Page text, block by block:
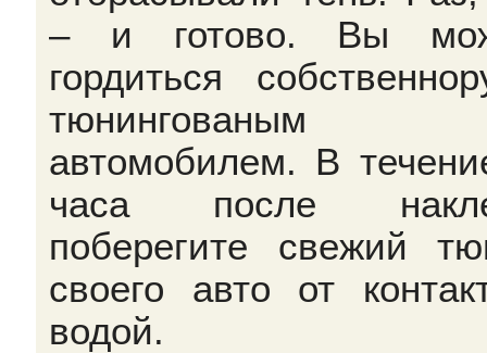
– и готово. Вы
гордиться
тюнингованым
автомобилем. В
часа после
поберегите свежий
своего авто от
водой.